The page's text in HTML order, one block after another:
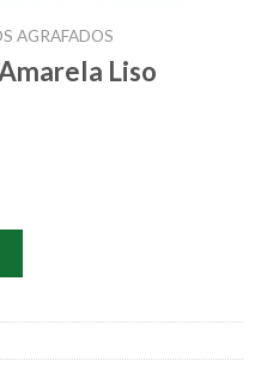
AGRAFADOS
Liso